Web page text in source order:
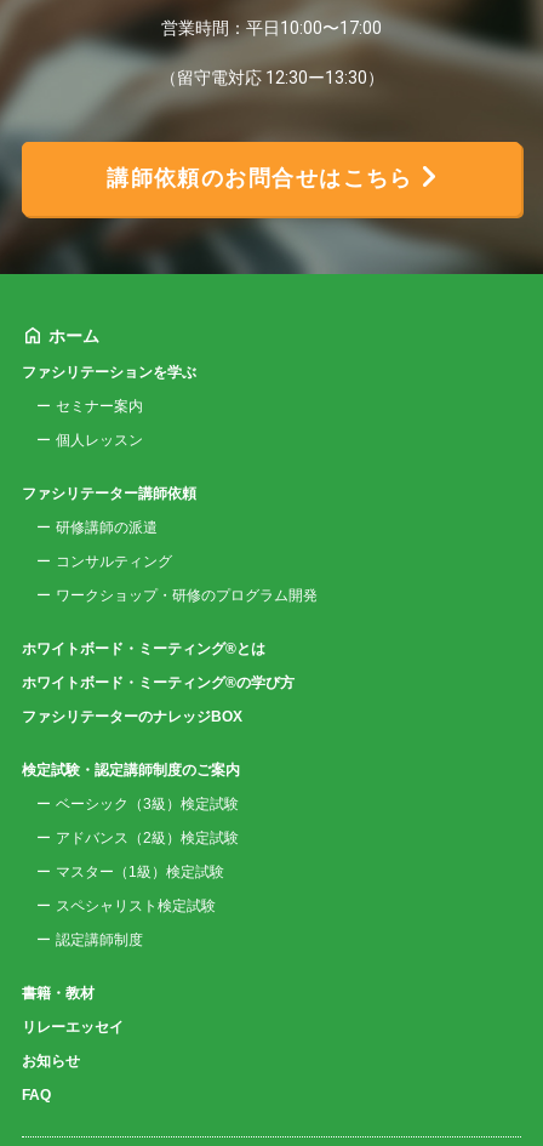
営業時間：平日10:00〜17:00
（留守電対応 12:30ー13:30）
講師依頼のお問合せはこちら
ホーム
ファシリテーションを学ぶ
セミナー案内
個人レッスン
ファシリテーター講師依頼
研修講師の派遣
コンサルティング
ワークショップ・研修のプログラム開発
ホワイトボード・ミーティング®とは
ホワイトボード・ミーティング®の学び方
ファシリテーターのナレッジBOX
検定試験・認定講師制度のご案内
ベーシック（3級）検定試験
アドバンス（2級）検定試験
マスター（1級）検定試験
スペシャリスト検定試験
認定講師制度
書籍・教材
リレーエッセイ
お知らせ
FAQ